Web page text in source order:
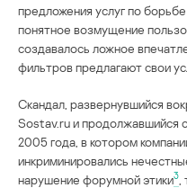
предложения услуг по
понятное возмущение
создавалось ложное
фильтров предлагают свои
Скандал, развернувшийся
Sostav.ru и продолжавшийся
2005 года, в котором
инкриминировались
нарушение форумной этики3